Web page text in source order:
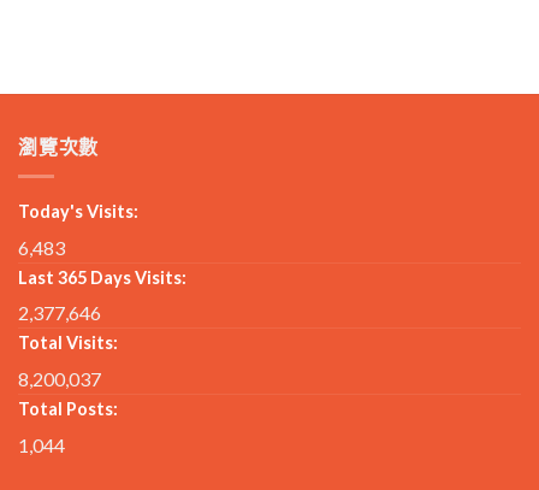
瀏覽次數
Today's Visits:
6,483
Last 365 Days Visits:
2,377,646
Total Visits:
8,200,037
Total Posts:
1,044